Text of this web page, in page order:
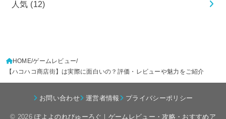
人気 (12)
HOME ゲームレビュー
【ハコハコ商店街】は実際に面白いの？評価・レビューや魅力をご紹介
お問い合わせ 運営者情報 プライバシーポリシー
© 2026ぽよよのれびゅーろぐ｜ゲームレビュー・攻略・おすすめア